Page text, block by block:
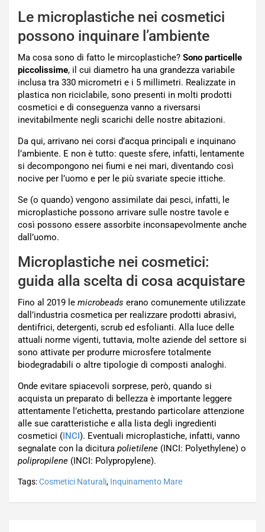
Le microplastiche nei cosmetici
possono inquinare l’ambiente
Ma cosa sono di fatto le mircoplastiche? Sono particelle
piccolissime, il cui diametro ha una grandezza variabile
inclusa tra 330 micrometri e i 5 millimetri. Realizzate in
plastica non riciclabile, sono presenti in molti prodotti
cosmetici e di conseguenza vanno a riversarsi
inevitabilmente negli scarichi delle nostre abitazioni.
Da qui, arrivano nei corsi d’acqua principali e inquinano
l’ambiente. E non è tutto: queste sfere, infatti, lentamente
si decompongono nei fiumi e nei mari, diventando così
nocive per l’uomo e per le più svariate specie ittiche.
Se (o quando) vengono assimilate dai pesci, infatti, le
microplastiche possono arrivare sulle nostre tavole e
così possono essere assorbite inconsapevolmente anche
dall’uomo.
Microplastiche nei cosmetici:
guida alla scelta di cosa acquistare
Fino al 2019 le microbeads erano comunemente utilizzate
dall’industria cosmetica per realizzare prodotti abrasivi,
dentifrici, detergenti, scrub ed esfolianti. Alla luce delle
attuali norme vigenti, tuttavia, molte aziende del settore si
sono attivate per produrre microsfere totalmente
biodegradabili o altre tipologie di composti analoghi.
Onde evitare spiacevoli sorprese, però, quando si
acquista un preparato di bellezza è importante leggere
attentamente l’etichetta, prestando particolare attenzione
alle sue caratteristiche e alla lista degli ingredienti
cosmetici (INCI). Eventuali microplastiche, infatti, vanno
segnalate con la dicitura polietilene (INCI: Polyethylene) o
polipropilene (INCI: Polypropylene).
Tags:Cosmetici Naturali, Inquinamento Mare